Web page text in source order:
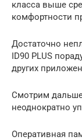
класса выше
комфортности
Достаточно
ID90 PLUS
других
Смотрим
неоднократно
Оперативная